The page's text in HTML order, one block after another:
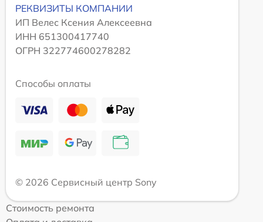
РЕКВИЗИТЫ КОМПАНИИ
ИП Велес Ксения Алексеевна
ИНН 651300417740
ОГРН 322774600278282
Способы оплаты
© 2026 Сервисный центр Sony
Стоимость ремонта